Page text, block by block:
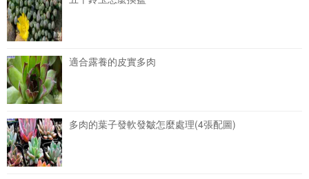
適合露養的皮實多肉
多肉的葉子發軟發皺怎麼處理(4張配圖)